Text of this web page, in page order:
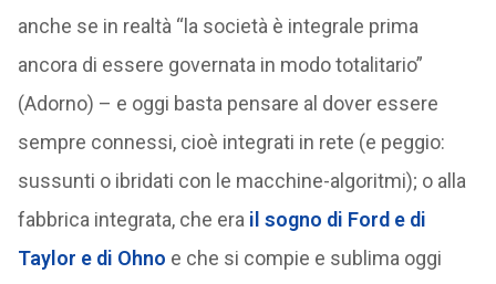
anche se in realtà “la società è integrale prima
ancora di essere governata in modo totalitario”
(Adorno) – e oggi basta pensare al dover essere
sempre connessi, cioè integrati in rete (e peggio:
sussunti o ibridati con le macchine-algoritmi); o alla
fabbrica integrata, che era il sogno di Ford e di
Taylor e di Ohno e che si compie e sublima oggi